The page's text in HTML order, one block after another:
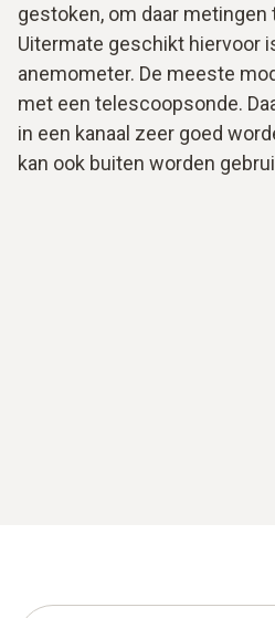
gestoken, om daar metingen
Uitermate geschikt hiervoor
anemometer. De meeste
met een telescoopsonde.
in een kanaal zeer goed
kan ook buiten worden